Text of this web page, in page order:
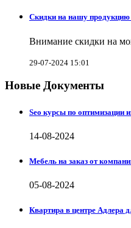
Скидки на нашу продукцию
Внимание скидки на
29-07-2024 15:01
Новые Документы
Seo курсы по оптимизации
14-08-2024
Мебель на заказ от
05-08-2024
Квартира в центре Адлера